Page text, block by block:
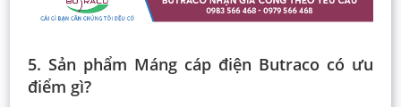
5. Sản phẩm Máng cáp điện Butraco có ưu
điểm gì?